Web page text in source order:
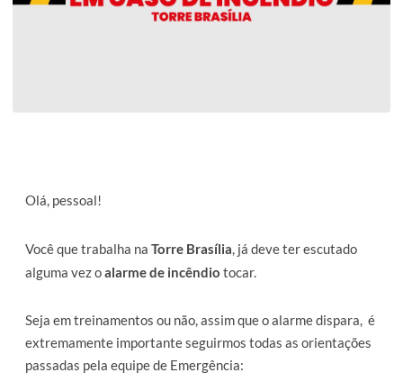
Olá, pessoal!
Você que trabalha na Torre Brasília, já deve ter escutado
alguma vez oalarme de incêndio tocar.
Seja em treinamentos ou não, assim que o alarme dispara, é
extremamente importante seguirmos todas as orientações
passadas pela equipe de Emergência: